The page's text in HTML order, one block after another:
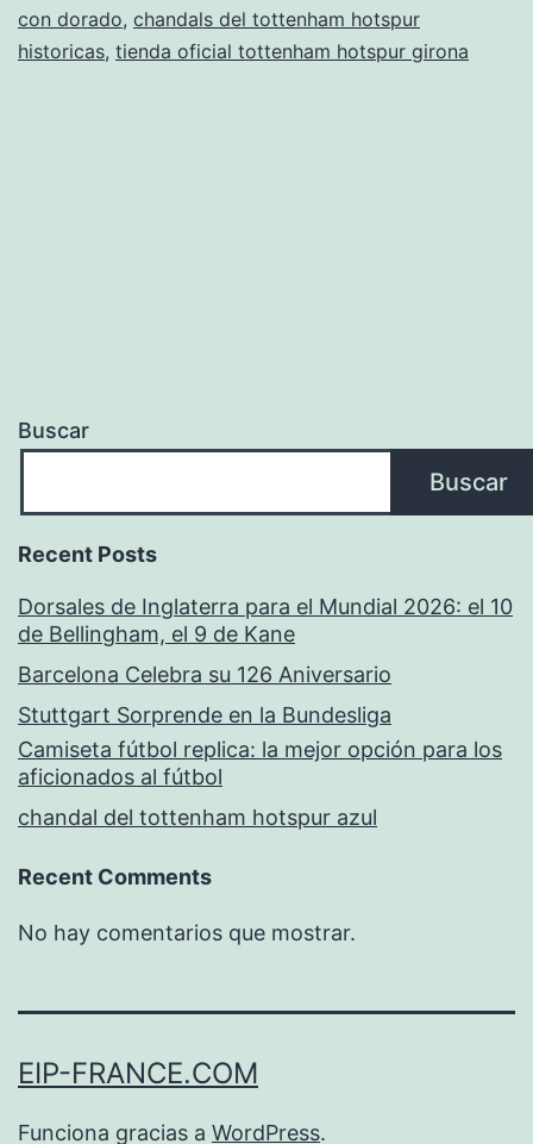
con dorado, chandals del tottenham hotspur
historicas, tienda oficial tottenham hotspur girona
Buscar
Buscar
Recent Posts
Dorsales de Inglaterra para el Mundial 2026: el 10
de Bellingham, el 9 de Kane
Barcelona Celebra su 126 Aniversario
Stuttgart Sorprende en la Bundesliga
Camiseta fútbol replica: la mejor opción para los
aficionados al fútbol
chandal del tottenham hotspur azul
Recent Comments
No hay comentarios que mostrar.
EIP-FRANCE.COM
Funciona gracias a WordPress.